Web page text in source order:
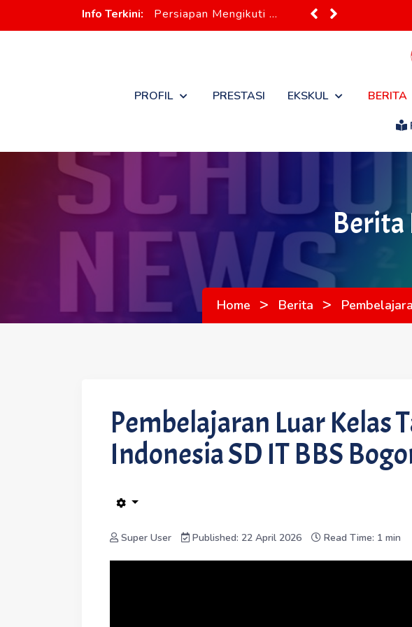
Info Terkini: Persiapan Masuk Seko...
PROFIL PRESTASI EKSKUL BERITA
Berita
Home > Berita >
Pembelajaran Luar Kelas
Indonesia SD IT BBS
Super User Published: 22 April 2026 Read Time: 1 min